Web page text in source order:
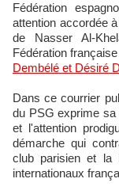
Fédération
attention accordée
de Nasser Al-
Fédération
Dembélé et Désiré
Dans ce courrier
du PSG exprime
et l'attention
démarche qui
club parisien et la
internationaux